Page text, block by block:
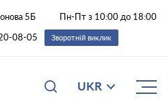
5Б
Пн-Пт з 10:00 до 18:00
08-05
Зворотній виклик
UKR